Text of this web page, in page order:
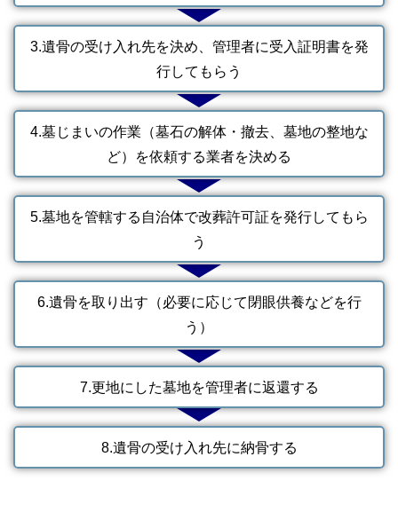
3.遺骨の受け入れ先を決め、管理者に受入証明書を発
行してもらう
4.墓じまいの作業（墓石の解体・撤去、墓地の整地な
ど）を依頼する業者を決める
5.墓地を管轄する自治体で改葬許可証を発行してもら
う
6.遺骨を取り出す（必要に応じて閉眼供養などを行
う）
7.更地にした墓地を管理者に返還する
8.遺骨の受け入れ先に納骨する